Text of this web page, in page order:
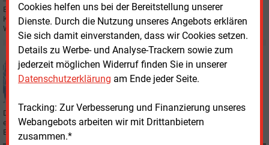
Cookies helfen uns bei der Bereitstellung unserer
Dienste. Durch die Nutzung unseres Angebots erklären
Sie sich damit einverstanden, dass wir Cookies setzen.
Details zu Werbe- und Analyse-Trackern sowie zum
jederzeit möglichen Widerruf finden Sie in unserer
Datenschutzerklärung am Ende jeder Seite.
Tracking: Zur Verbesserung und Finanzierung unseres
Webangebots arbeiten wir mit Drittanbietern
zusammen.*
Bundeskanzlerin Angela Merkel hat die Kabinettsliste der CDU für die Große
Koalition bekanntgegeben. Der bisherige Kanzleramtsminister wechselt ins
Wirtschafts- und Energieressort.
Dienstag, 30.01.2018, 17:54
E&M PERSONALIE
Westphal ist wirtschafts- und energiepolitischer
Der Hildesheimer Bundestagsabgeordnete Bernd Westphal wurde erneut
einstimmig zum Sprecher für Wirtschaft und Energie der SPD-
Bundestagsfraktion gewählt.